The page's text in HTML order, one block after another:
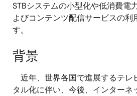
STBシステムの小型化や低消費電
よびコンテンツ配信サービスの利
す。
背景
近年、世界各国で進展するテレ
タル化に伴い、今後、インターネ